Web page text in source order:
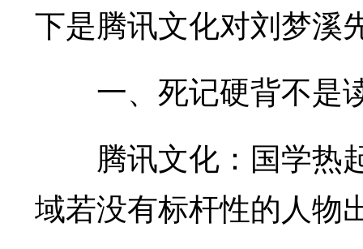
下是腾讯文化对刘梦溪
一、死记硬背不是
腾讯文化：国学热
域若没有标杆性的人物